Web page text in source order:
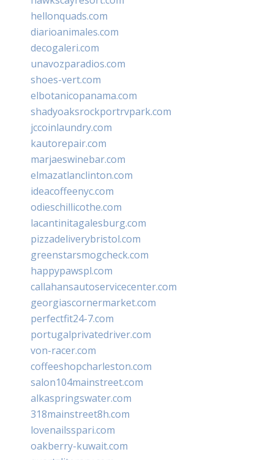
hellonquads.com
diarioanimales.com
decogaleri.com
unavozparadios.com
shoes-vert.com
elbotanicopanama.com
shadyoaksrockportrvpark.com
jccoinlaundry.com
kautorepair.com
marjaeswinebar.com
elmazatlanclinton.com
ideacoffeenyc.com
odieschillicothe.com
lacantinitagalesburg.com
pizzadeliverybristol.com
greenstarsmogcheck.com
happypawspl.com
callahansautoservicecenter.com
georgiascornermarket.com
perfectfit24-7.com
portugalprivatedriver.com
von-racer.com
coffeeshopcharleston.com
salon104mainstreet.com
alkaspringswater.com
318mainstreet8h.com
lovenailsspari.com
oakberry-kuwait.com